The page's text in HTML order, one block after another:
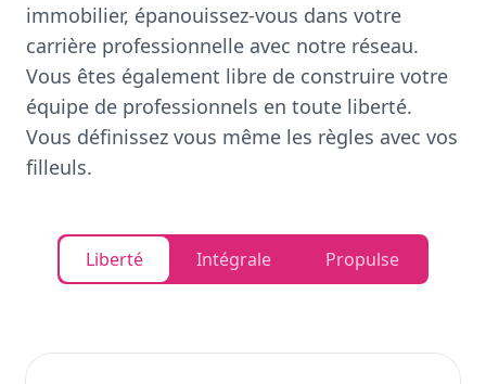
immobilier, épanouissez-vous dans votre
carrière professionnelle avec notre réseau.
Vous êtes également libre de construire votre
équipe de professionnels en toute liberté.
Vous définissez vous même les règles avec vos
filleuls.
Liberté Intégrale Propulse